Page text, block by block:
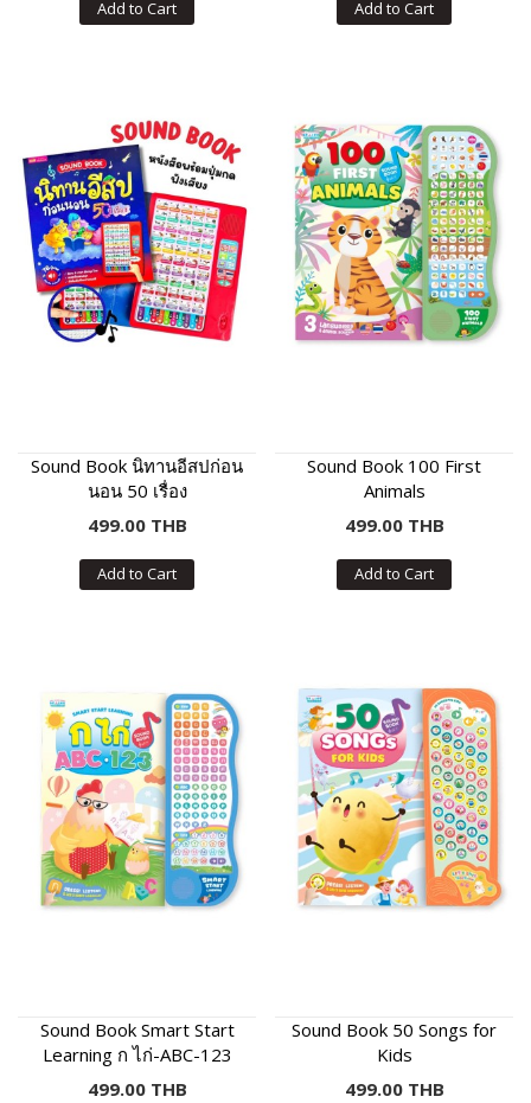
Add to Cart Add to Cart
Sound Book นิทานอีสปก่อน
นอน 50 เรื่อง
499.00 THB
Add to Cart
Sound Book 100 First
Animals
499.00 THB
Add to Cart
Sound Book Smart Start
Learning ก ไก่-ABC-123
499.00 THB
Sound Book 50 Songs for
Kids
499.00 THB